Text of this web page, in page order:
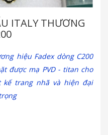
ITALY THƯƠNG
hiệu Fadex dòng C200
được mạ PVD - titan cho
kế trang nhã và hiện đại